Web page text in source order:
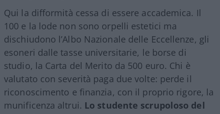
Qui la difformità cessa di essere accademica. Il
100 e la lode non sono orpelli estetici ma
dischiudono l’Albo Nazionale delle Eccellenze, gli
esoneri dalle tasse universitarie, le borse di
studio, la Carta del Merito da 500 euro. Chi è
valutato con severità paga due volte: perde il
riconoscimento e finanzia, con il proprio rigore, la
munificenza altrui. Lo studente scrupoloso del